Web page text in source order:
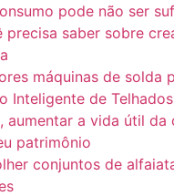
pode não ser
precisa saber sobre
máquinas de solda
Inteligente de
aumentar a vida útil da
patrimônio
conjuntos de